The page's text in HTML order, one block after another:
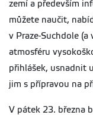
zemí a především
můžete naučit,
v Praze-Suchdole
atmosféru
přihlášek, usnadnit
jim s přípravou na
V pátek 23. března